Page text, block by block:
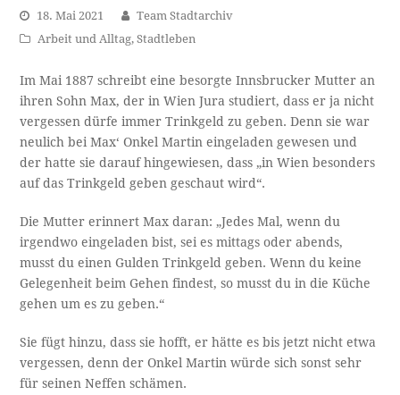
18. Mai 2021
Team Stadtarchiv
Arbeit und Alltag,Stadtleben
Im Mai 1887 schreibt eine besorgte Innsbrucker Mutter an
ihren Sohn Max, der in Wien Jura studiert, dass er ja nicht
vergessen dürfe immer Trinkgeld zu geben. Denn sie war
neulich bei Max‘ Onkel Martin eingeladen gewesen und
der hatte sie darauf hingewiesen, dass „in Wien besonders
auf das Trinkgeld geben geschaut wird“.
Die Mutter erinnert Max daran: „Jedes Mal, wenn du
irgendwo eingeladen bist, sei es mittags oder abends,
musst du einen Gulden Trinkgeld geben. Wenn du keine
Gelegenheit beim Gehen findest, so musst du in die Küche
gehen um es zu geben.“
Sie fügt hinzu, dass sie hofft, er hätte es bis jetzt nicht etwa
vergessen, denn der Onkel Martin würde sich sonst sehr
für seinen Neffen schämen.